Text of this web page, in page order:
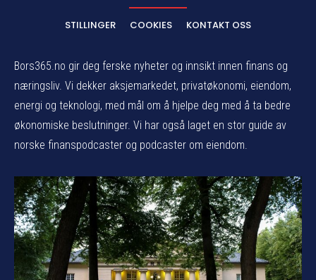
STILLINGER COOKIES KONTAKT OSS
Bors365.no gir deg ferske nyheter og innsikt innen finans og
næringsliv. Vi dekker aksjemarkedet, privatøkonomi, eiendom,
energi og teknologi, med mål om å hjelpe deg med å ta bedre
økonomiske beslutninger. Vi har også laget en stor guide av
norske finanspodcaster og podcaster om eiendom.